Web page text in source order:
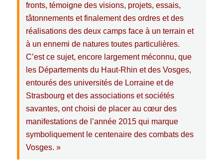
fronts, témoigne des visions, projets, essais,
tâtonnements et finalement des ordres et des
réalisations des deux camps face à un terrain et
à un ennemi de natures toutes particulières.
C’est ce sujet, encore largement méconnu, que
les Départements du Haut-Rhin et des Vosges,
entourés des universités de Lorraine et de
Strasbourg et des associations et sociétés
savantes, ont choisi de placer au cœur des
manifestations de l’année 2015 qui marque
symboliquement le centenaire des combats des
Vosges. »